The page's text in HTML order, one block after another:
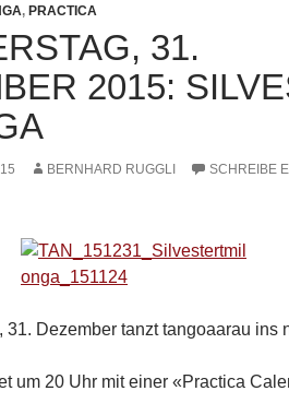
, PRACTICA
31.
2015:
BERNHARD RUGGLI
SCHREIBE
31. Dezember tanzt tangoaarau ins
um 20 Uhr mit einer «Practica